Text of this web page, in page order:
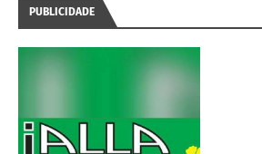
PUBLICIDADE